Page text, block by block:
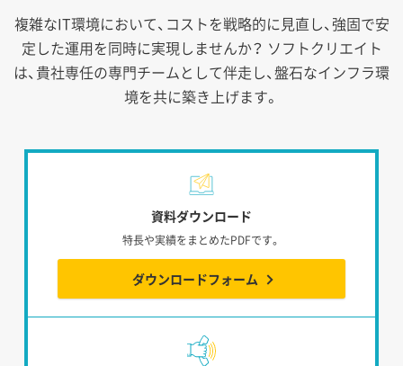
複雑なIT環境において、コストを戦略的に見直し、強固で安
定した運用を同時に実現しませんか？ ソフトクリエイト
は、貴社専任の専門チームとして伴走し、盤石なインフラ環
境を共に築き上げます。
資料ダウンロード
特長や実績をまとめたPDFです。
ダウンロードフォーム